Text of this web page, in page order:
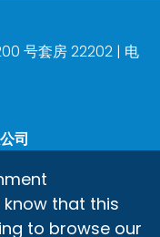
号套房 22202 | 电
司
that this
to browse our